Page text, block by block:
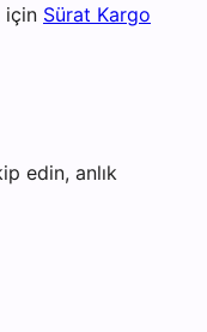
için Sürat Kargo
edin, anlık